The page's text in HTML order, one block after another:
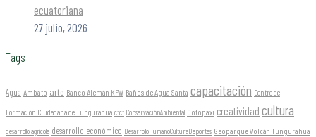
ecuatoriana
27 julio, 2026
Tags
Agua Ambato arte Banco Alemán KFW Baños de Agua Santa capacitación Centro de
Formación Ciudadana de Tungurahua cfct ConservaciónAmbiental Cotopaxi creatividad cultura
desarrollo agrícola desarrollo económico DesarrolloHumanoCulturaDeportes Geoparque Volcán Tungurahua